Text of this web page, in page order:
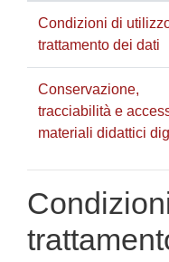
Condizioni di
trattamento dei dati
Conservazione,
tracciabilità e
materiali didattici